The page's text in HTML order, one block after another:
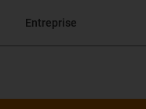
Entreprise